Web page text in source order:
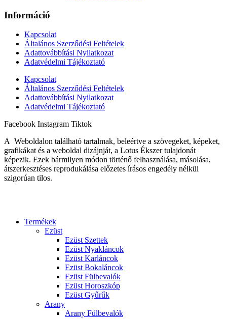
Információ
Kapcsolat
Általános Szerződési Feltételek
Adattovábbítási Nyilatkozat
Adatvédelmi Tájékoztató
Kapcsolat
Általános Szerződési Feltételek
Adattovábbítási Nyilatkozat
Adatvédelmi Tájékoztató
Facebook Instagram Tiktok
A Weboldalon található tartalmak, beleértve a szövegeket, képeket,
grafikákat és a weboldal dizájnját, a Lotus Ékszer tulajdonát
képezik. Ezek bármilyen módon történő felhasználása, másolása,
átszerkesztéses reprodukálása előzetes írásos engedély nélkül
szigorúan tilos.
Termékek
Ezüst
Ezüst Szettek
Ezüst Nyakláncok
Ezüst Karláncok
Ezüst Bokaláncok
Ezüst Fülbevalók
Ezüst Horoszkóp
Ezüst Gyűrűk
Arany
Arany Fülbevalók